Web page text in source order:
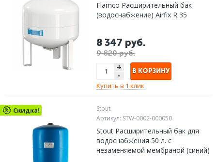
Flamco Расширительный бак
(водоснабжение) Airfix R 35
8 347 руб.
9 820 руб.
+
- В КОРЗИНУ
Купить в 1 клик
Скидка!
Stout
Артикул: STW-0002-000050
Stout Расширительный бак для
водоснабжения 50 л. с
незаменяемой мембраной (синий)